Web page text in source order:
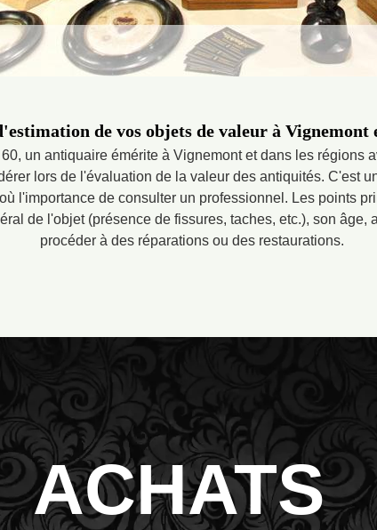
de vos objets de valeur à Vignemont
un antiquaire émérite à Vignemont et dans les régions
lors de l'évaluation de la valeur des antiquités. C'est
l'importance de consulter un professionnel. Les points
de l'objet (présence de fissures, taches, etc.), son âge,
procéder à des réparations ou des restaurations.
ACHATS